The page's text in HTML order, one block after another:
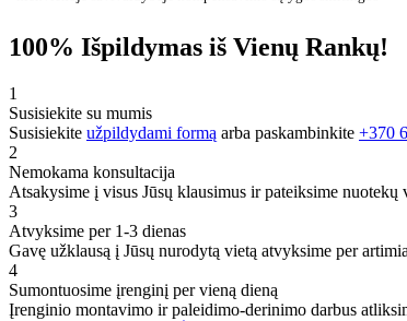
100% Išpildymas iš Vienų Rankų!
1
Susisiekite su mumis
Susisiekite užpildydami formą arba paskambinkite +370
2
Nemokama konsultacija
Atsakysime į visus Jūsų klausimus ir pateiksime
3
Atvyksime per 1-3 dienas
Gavę užklausą į Jūsų nurodytą vietą atvyksime per
4
Sumontuosime įrenginį per vieną dieną
Įrenginio montavimo ir paleidimo-derinimo darbus